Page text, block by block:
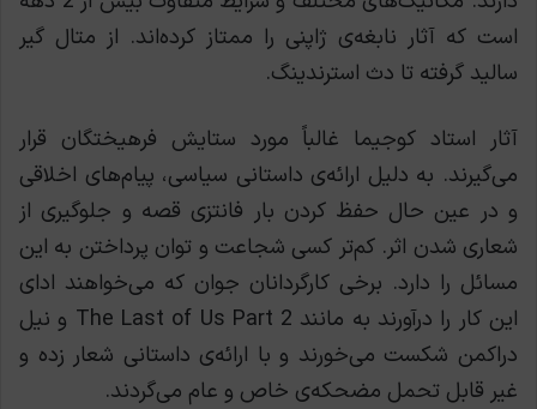
است که آثار نابغه‌ی ژاپنی را ممتاز کرده‌اند. از متال گیر
سالید گرفته تا دث استرندینگ.
آثار استاد کوجیما غالباً مورد ستایش فرهیختگان قرار
می‌گیرند. به دلیل ارائه‌ی داستانی سیاسی، پیام‌های اخلاقی
و در عین حال حفظ کردن بار فانتزی قصه و جلوگیری از
شعاری شدن اثر. کم‌تر کسی شجاعت و توان پرداختن به این
مسائل را دارد. برخی کارگردانان جوان که می‌خواهند ادای
این کار را درآورند به مانند The Last of Us Part 2 و نیل
دراکمن شکست می‌خورند و با ارائه‌ی داستانی شعار زده و
غیر قابل تحمل مضحکه‌ی خاص و عام می‌گردند.